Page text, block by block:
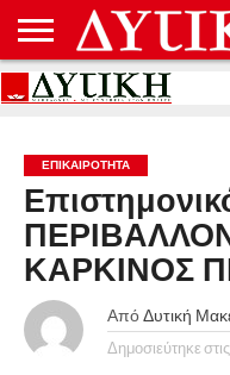
ΑΡΧΙΚΉ
ΕΠΙΚΟΙΝΩΝΊΑ
ΌΡΟΙ
ΠΡΟΣΤΑΣΊΑ
ΕΠΙΚΑΙΡΟΤΗΤΑ
ΚΑΡΚΙΝΟΣ
Από Δυτική
Δημοσιεύτηκε στις